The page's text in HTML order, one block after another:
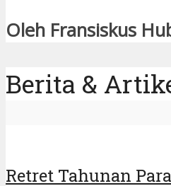
Oleh Fransiskus
Berita &
Retret Tahunan